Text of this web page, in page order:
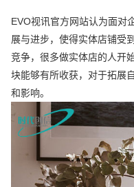
EVO视讯官方网站认为面对
展与进步，使得实体店铺受
竞争，很多做实体店的人开
块能够有所收获，对于拓展
和影响。